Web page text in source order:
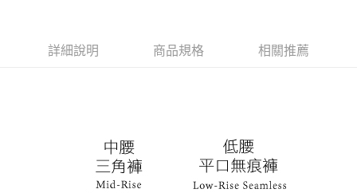
「AFTEE先享後付」，若未經同意申辦者引起之損失，本公司不負相關責
海外宅配 (訂單成立後，請主動於2天內與線上客服核對收
件資料，逾期未確認訂單將自動取消)
詳細說明 商品規格 相關推薦